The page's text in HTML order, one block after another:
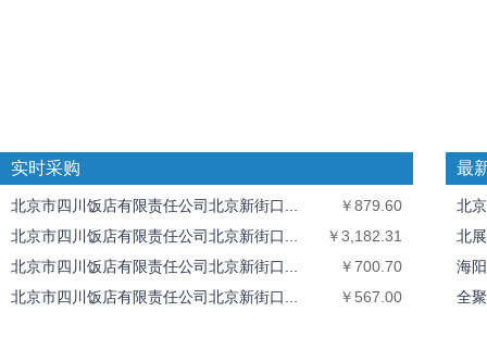
实时采购
北京市四川饭店有限责任公司北京新街口...
￥879.60
北京市四川饭店有限责任公司北京新街口...
￥3,182.31
北京市四川饭店有限责任公司北京新街口...
￥700.70
北京市四川饭店有限责任公司北京新街口...
￥567.00
最
北
北
海
全